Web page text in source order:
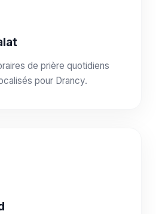
de prière quotidiens
pour Drancy.